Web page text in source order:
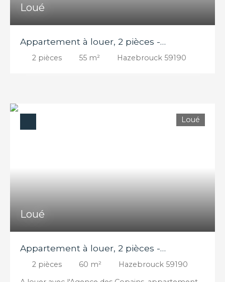
Loué
Appartement à louer, 2 pièces -
Hazebrouck 59190
2 pièces 55 m² Hazebrouck 59190
Loué
Loué
Appartement à louer, 2 pièces -
Hazebrouck 59190
2 pièces 60 m²
Hazebrouck 59190